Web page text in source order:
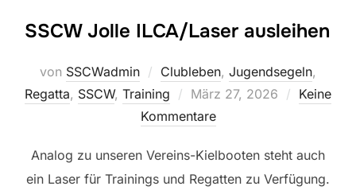
SSCW Jolle ILCA/Laser ausleihen
von SSCWadmin Clubleben, Jugendsegeln,
Regatta, SSCW, Training
Veröffentlicht
am
März 27, 2026
Keine
Kommentare
Analog zu unseren Vereins-Kielbooten steht auch
ein Laser für Trainings und Regatten zu Verfügung.